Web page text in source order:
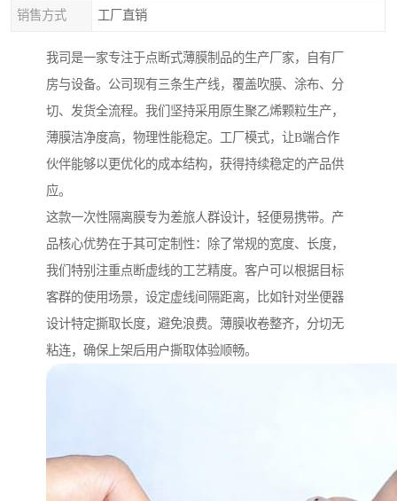
销售方式 工厂直销
我司是一家专注于点断式薄膜制品的生产厂家，自有厂
房与设备。公司现有三条生产线，覆盖吹膜、涂布、分
切、发货全流程。我们坚持采用原生聚乙烯颗粒生产，
薄膜洁净度高，物理性能稳定。工厂模式，让B端合作
伙伴能够以更优化的成本结构，获得持续稳定的产品供
应。
这款一次性隔离膜专为差旅人群设计，轻便易携带。产
品核心优势在于其可定制性：除了常规的宽度、长度，
我们特别注重点断虚线的工艺精度。客户可以根据目标
客群的使用场景，设定虚线间隔距离，比如针对坐便器
设计特定撕取长度，避免浪费。薄膜收卷整齐，分切无
粘连，确保上架后用户撕取体验顺畅。